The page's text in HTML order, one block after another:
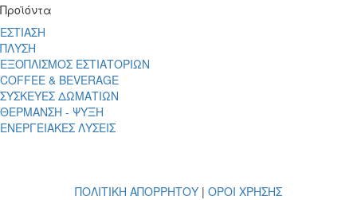
Προϊόντα
ΕΣΤΙΑΣΗ
ΠΛΥΣΗ
ΕΞΟΠΛΙΣΜΟΣ ΕΣΤΙΑΤΟΡΙΩΝ
COFFEE & BEVERAGE
ΣΥΣΚΕΥΕΣ ΔΩΜΑΤΙΩΝ
ΘΕΡΜΑΝΣΗ - ΨΥΞΗ
ΕΝΕΡΓΕΙΑΚΕΣ ΛΥΣΕΙΣ
ΠΟΛΙΤΙΚΗ ΑΠΟΡΡΗΤΟΥ | ΟΡΟΙ ΧΡΗΣΗΣ